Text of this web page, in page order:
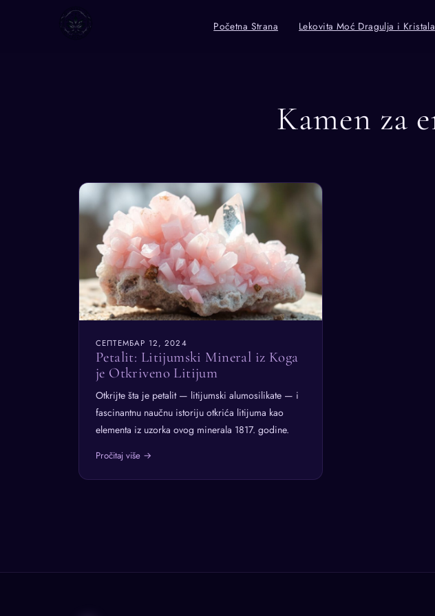
Početna Strana Lekovita Moć Dragulja i Kristala
Kamen za
СЕПТЕМБАР 12, 2024
Petalit: Litijumski Mineral iz Koga
je Otkriveno Litijum
Otkrijte šta je petalit — litijumski alumosilikate — i
fascinantnu naučnu istoriju otkrića litijuma kao
elementa iz uzorka ovog minerala 1817. godine.
Pročitaj više →